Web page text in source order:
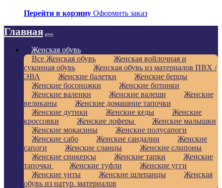
Перейти в корзину Оформить заказ
Главная
Женская обувь
Все Женская обувь
Женская войлочная и
суконная обувь
Женская обувь из материалов ПВХ /
ЭВА
Женские балетки
Женские берцы
Женские босоножки
Женские ботинки
Женские валенки
Женские валеши
Женские
великаны
Женские домашние тапочки
Женские дутики
Женские кеды
Женские
кроссовки
Женские лоферы
Женские малышки
Женские мокасины
Женские полусапоги
Женские сабо
Женские сандалии
Женские
сапоги
Женские сланцы
Женские слипоны
Женские сникерсы
Женские тапки
Женские
тапочки
Женские туфли
Женские угги
Женские унты
Женские шлепанцы
Женская
обувь из натур. материалов